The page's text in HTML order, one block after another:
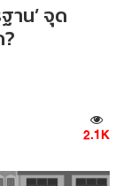
าน’ จุด
2.1K